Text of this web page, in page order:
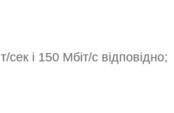
і 150 Мбіт/с відповідно;